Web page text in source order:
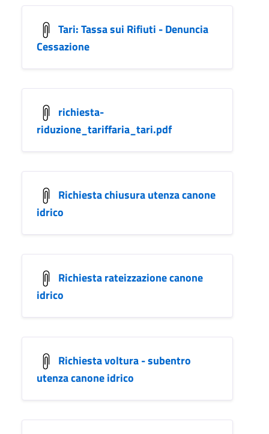
Tari: Tassa sui Rifiuti - Denuncia
Cessazione
richiesta-
riduzione_tariffaria_tari.pdf
Richiesta chiusura utenza canone
idrico
Richiesta rateizzazione canone
idrico
Richiesta voltura - subentro
utenza canone idrico